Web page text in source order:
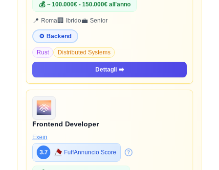
💰 ~ 100.000€ - 150.000€ all'anno
📍 Roma🏢 Ibrido💼 Senior
⚙️ Backend
Rust Distributed Systems
Dettagli ➡️
Frontend Developer
Exein
3.7 FuffAnnuncio Score